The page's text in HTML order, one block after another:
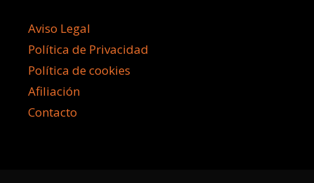
Aviso Legal
Política de Privacidad
Política de cookies
Afiliación
Contacto